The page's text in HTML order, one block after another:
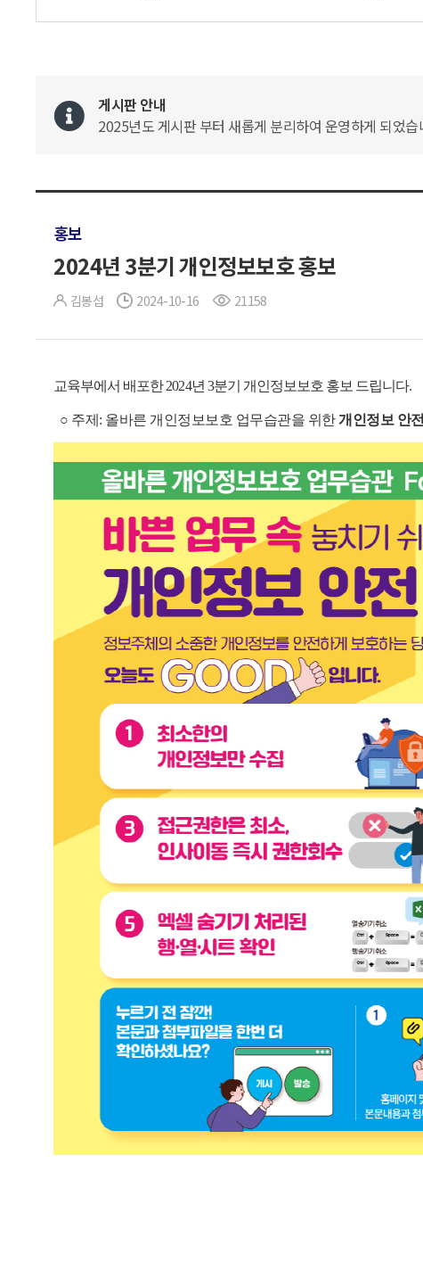
게시판 안내
2025년도 게시판 부터 새롭게 분리하여 운영하게 되었
홍보
2024년 3분기 개인정보보호 홍보
김봉섭 2024-10-16 21158
교육부에서 배포한 2024년 3분기 개인정보보호 홍보 드립니다.
○ 주제: 올바른 개인정보보호 업무습관을 위한개인정보 안